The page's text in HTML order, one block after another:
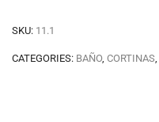
SKU: 11.1
CATEGORIES: BAÑO, CORTINAS,